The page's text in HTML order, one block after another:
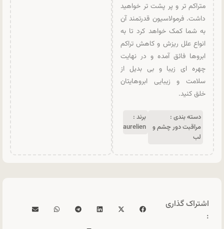
متراکم تر و پر پشت تر خواهید
داشت. فرمولاسیون قدرتمند آن
به شما کمک خواهد کرد تا به
انواع علل ریزش و کاهش تراکم
ابروها فائق آمده و در نهایت
چهره ای زیبا و بی بدیل از
سلامت و زیبایی ابروهایتان
خلق کنید.
دسته بندی :
مراقبت دور چشم و
لب
برند :
aurelien
اشتراک گذاری
: